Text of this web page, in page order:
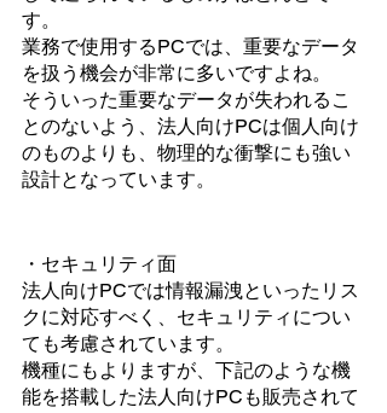
す。
業務で使用するPCでは、重要なデータ
を扱う機会が非常に多いですよね。
そういった重要なデータが失われるこ
とのないよう、法人向けPCは個人向け
のものよりも、物理的な衝撃にも強い
設計となっています。
・セキュリティ面
法人向けPCでは情報漏洩といったリス
クに対応すべく、セキュリティについ
ても考慮されています。
機種にもよりますが、下記のような機
能を搭載した法人向けPCも販売されて